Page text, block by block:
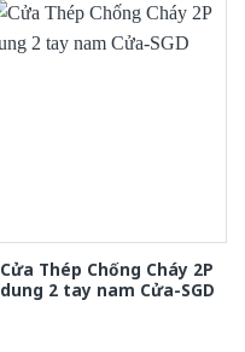
Cửa Thép Chống Cháy 2P
dung 2 tay nam Cửa-SGD